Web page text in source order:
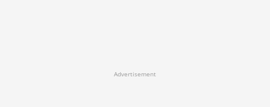
Advertisement